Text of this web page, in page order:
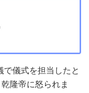
儀式を担当したと
隆帝に怒られま